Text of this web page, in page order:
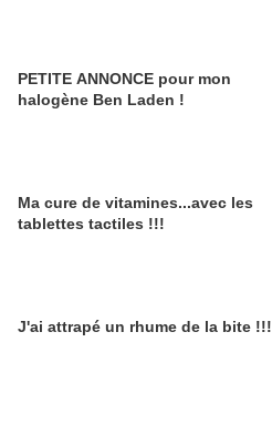
PETITE ANNONCE pour mon
halogène Ben Laden !
Ma cure de vitamines...avec les
tablettes tactiles !!!
J'ai attrapé un rhume de la bite !!!